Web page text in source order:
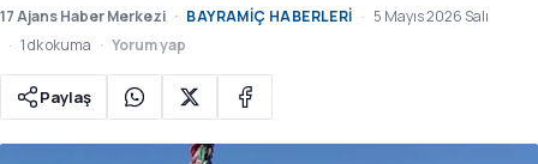
17 Ajans Haber Merkezi BAYRAMIÇ HABERLERI
5 Mayıs 2026 Salı
1 dk okuma
Yorum yap
Paylaş